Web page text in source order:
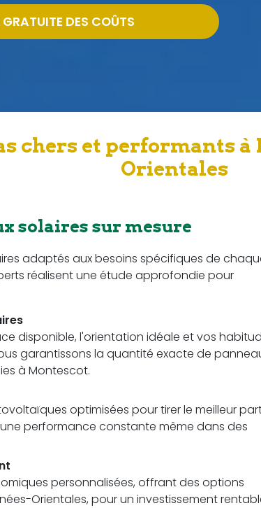
DES COÛTS
chers et performants
Orientales
solaires sur mesure
adaptés aux besoins spécifiques de
réalisent une étude approfondie pour
disponible, l'orientation idéale et vos
garantissons la quantité exacte de
à Montescot.
optimisées pour tirer le meilleur
performance constante même dans des
personnalisées, offrant des options
Orientales, pour un investissement